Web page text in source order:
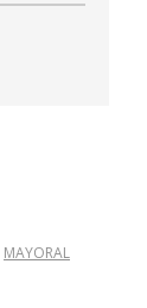
MAYORAL